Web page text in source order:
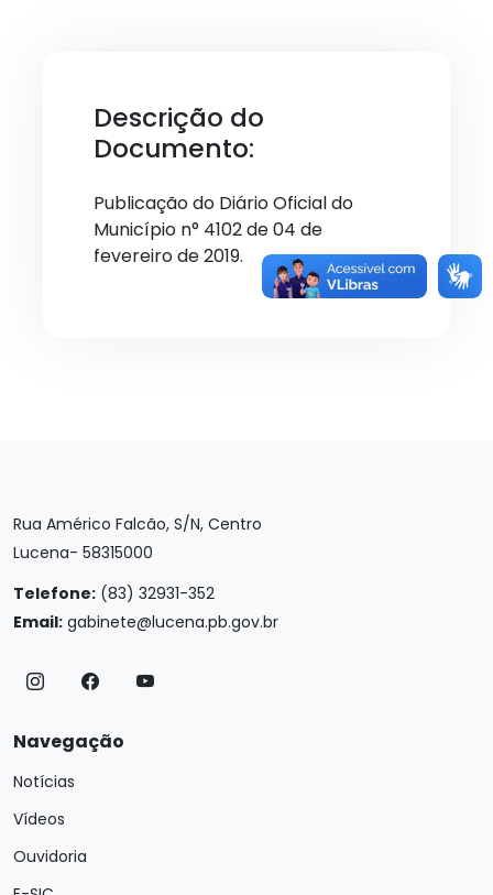
Descrição do
Documento:
Publicação do Diário Oficial do
Município n° 4102 de 04 de
fevereiro de 2019.
Rua Américo Falcão, S/N, Centro
Lucena- 58315000
Telefone: (83) 32931-352
Email: gabinete@lucena.pb.gov.br
Navegação
Notícias
Vídeos
Ouvidoria